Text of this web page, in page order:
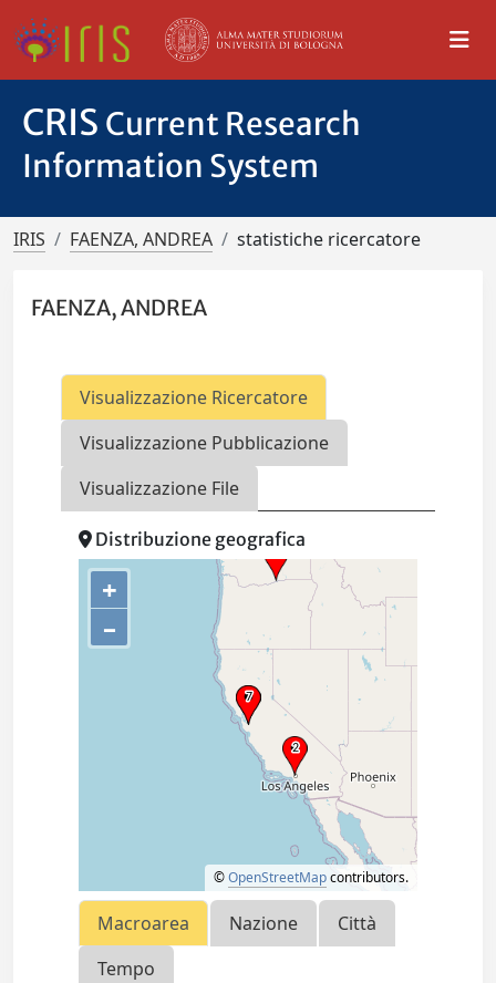
CRIS Current Research
Information System
IRIS FAENZA, ANDREA statistiche ricercatore
FAENZA, ANDREA
Visualizzazione Ricercatore
Visualizzazione Pubblicazione
Visualizzazione File
Distribuzione geografica
+
–
©OpenStreetMapcontributors.
Macroarea Nazione
Città
Tempo